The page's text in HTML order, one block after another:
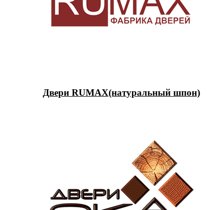
Двери RUMAX(натуральный шпон)